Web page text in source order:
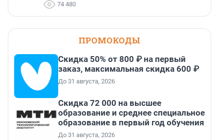
74 480
ПРОМОКОДЫ
Скидка 50% от 800 ₽ на первый
заказ, максимальная скидка 600 ₽
До 31 августа, 2026
Скидка 72 000 на высшее
образование и среднее специальное
образование в первый год обучения
До 31 августа, 2026